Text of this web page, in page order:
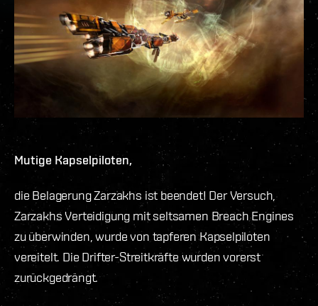
Mutige Kapselpiloten,
die Belagerung Zarzakhs ist beendet! Der Versuch,
Zarzakhs Verteidigung mit seltsamen Breach Engines
zu überwinden, wurde von tapferen Kapselpiloten
vereitelt. Die Drifter-Streitkräfte wurden vorerst
zurückgedrängt.